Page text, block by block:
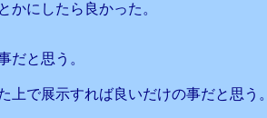
かにしたら良かった。
だと思う。
上で展示すれば良いだけの事だと思う。